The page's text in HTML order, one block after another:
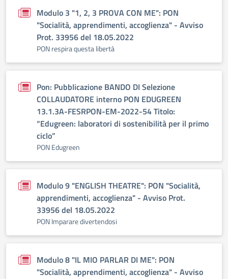
Modulo 3 "1, 2, 3 PROVA CON ME": PON
"Socialità, apprendimenti, accoglienza" - Avviso
Prot. 33956 del 18.05.2022
PON respira questa libertà
Pon: Pubblicazione BANDO DI Selezione
COLLAUDATORE interno PON EDUGREEN
13.1.3A-FESRPON-EM-2022-54 Titolo:
“Edugreen: laboratori di sostenibilità per il primo
ciclo”
PON Edugreen
Modulo 9 "ENGLISH THEATRE": PON "Socialità,
apprendimenti, accoglienza" - Avviso Prot.
33956 del 18.05.2022
PON Imparare divertendosi
Modulo 8 "IL MIO PARLAR DI ME": PON
"Socialità, apprendimenti, accoglienza" - Avviso